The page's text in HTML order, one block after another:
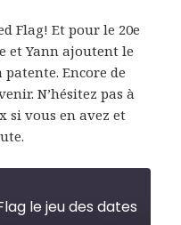
Flag! Et pour le 20e
et Yann ajoutent le
patente. Encore de
N’hésitez pas à
si vous en avez et